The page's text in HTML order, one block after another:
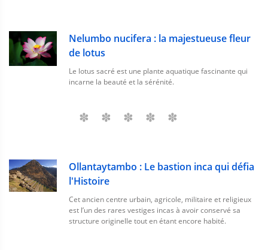
Nelumbo nucifera : la majestueuse fleur
de lotus
Le lotus sacré est une plante aquatique fascinante qui
incarne la beauté et la sérénité.
Ollantaytambo : Le bastion inca qui défia
l'Histoire
Cet ancien centre urbain, agricole, militaire et religieux
est l’un des rares vestiges incas à avoir conservé sa
structure originelle tout en étant encore habité.